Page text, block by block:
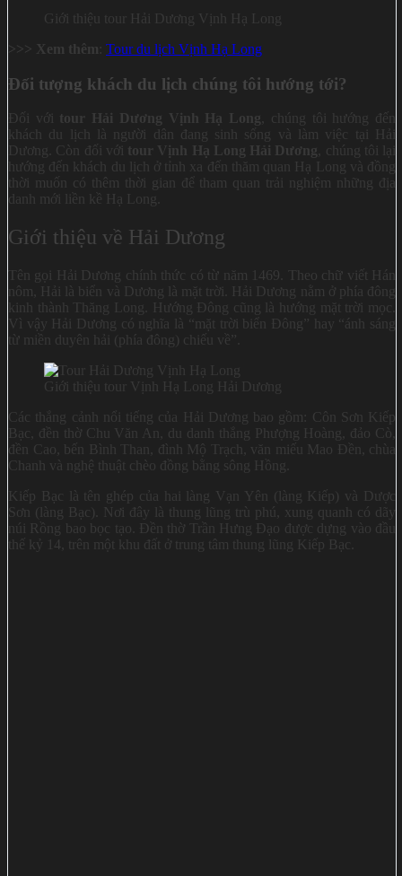
Giới thiệu tour Hải Dương Vịnh Hạ Long
>>> Xem thêm Tour du lịch Vịnh Hạ Long
Đối tượng khách du lịch chúng tôi hướng tới?
Đối với tour Hải Dương Vịnh Hạ Long, chúng tôi hướng đến
khách du lịch là người dân đang sinh sống và làm việc tại Hải
Dương. Còn đối với tour Vịnh Hạ Long Hải Dương, chúng tôi lại
hướng đến khách du lịch ở tỉnh xa đến thăm quan Hạ Long và đồng
thời muốn có thêm thời gian để tham quan trải nghiệm những địa
danh mới liền kề Hạ Long.
Giới thiệu về Hải Dương
Tên gọi Hải Dương chính thức có từ năm 1469. Theo chữ viết Hán
nôm, Hải là biển và Dương là mặt trời. Hải Dương nằm ở phía đông
kinh thành Thăng Long. Hướng Đông cũng là hướng mặt trời mọc.
Vì vậy Hải Dương có nghĩa là “mặt trời biển Đông” hay “ánh sáng
từ miền duyên hải (phía đông) chiếu về”.
Giới thiệu tour Vịnh Hạ Long Hải Dương
Các thắng cảnh nổi tiếng của Hải Dương bao gồm: Côn Sơn Kiếp
Bạc, đền thờ Chu Văn An, du danh thắng Phượng Hoàng, đảo Cò,
đền Cao, bến Bình Than, đình Mộ Trạch, văn miếu Mao Đền, chùa
Chanh và nghệ thuật chèo đồng bằng sông Hồng.
Kiếp Bạc là tên ghép của hai làng Vạn Yên (làng Kiếp) và Dược
Sơn (làng Bạc). Nơi đây là thung lũng trù phú, xung quanh có dãy
núi Rồng bao bọc tạo. Đền thờ Trần Hưng Đạo được dựng vào đầu
thế kỷ 14, trên một khu đất ở trung tâm thung lũng Kiếp Bạc.